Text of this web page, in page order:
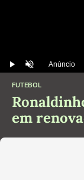
Play DesmutarAnúncio
FUTEBOL
em